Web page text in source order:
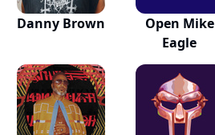
Danny Brown
Open Mike
Eagle